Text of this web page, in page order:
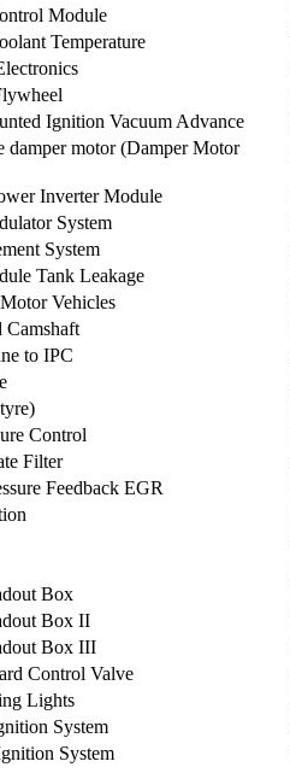
Module
Temperature
Ignition Vacuum Advance
damper motor (Damper Motor
Inverter Module
System
System
Tank Leakage
Vehicles
Camshaft
to IPC
Control
Filter
Feedback EGR
Box
Box II
Box III
Control Valve
Lights
System
System